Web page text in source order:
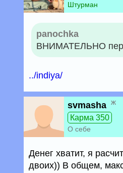
Штурман
panochka
ВНИМАТЕЛЬНО
../indiya/
svmasha ж
Карма 350
О себе
Денег хватит, я
двоих)) В общем,